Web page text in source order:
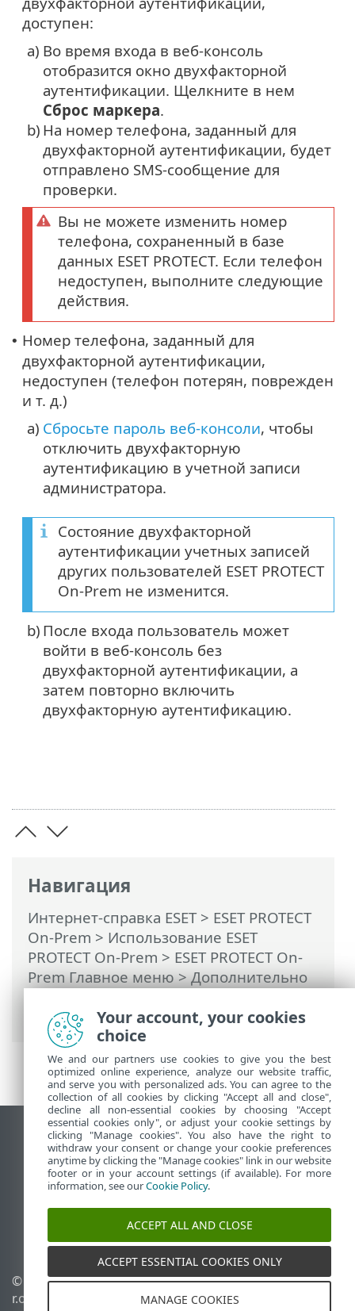
Навигация
Интернет-справка ESET> ESET PROTECT
On-Prem > Использование ESET
PROTECT On-Prem > ESET PROTECT On-
Prem Главное меню> Дополнительно
Двухфакторная аутентификация
доступен:
a) Во время входа в веб-консоль
отобразится окно двухфакторной
аутентификации. Щелкните в нем
Сброс маркера.
b) На номер телефона, заданный для
двухфакторной аутентификации, будет
отправлено SMS-сообщение для
проверки.
Вы не можете изменить номер
телефона, сохраненный в базе
данных ESET PROTECT. Если телефон
недоступен, выполните следующие
действия.
• Номер телефона, заданный для
двухфакторной аутентификации,
недоступен (телефон потерян, поврежден
и т. д.)
a) Сбросьте пароль веб-консоли, чтобы
отключить двухфакторную
аутентификацию в учетной записи
администратора.
Состояние двухфакторной
аутентификации учетных записей
других пользователей ESET PROTECT
On-Prem не изменится.
b) После входа пользователь может
войти в веб-консоль без
двухфакторной аутентификации, а
затем повторно включить
двухфакторную аутентификацию.
Использовать сайт для ПК
End of Life
База знаний ESET
ESET Status Portal
Региональная поддержка
© 1992 - 2026 ESET, spol. s
r.o. - Все права защищены.
Управлять файлами
Your account, your cookies
choice
We and our partners use cookies to give you the best
optimized online experience, analyze our website traffic,
and serve you with personalized ads. You can agree to the
collection of all cookies by clicking "Accept all and close",
decline all non-essential cookies by choosing "Accept
essential cookies only", or adjust your cookie settings by
clicking "Manage cookies". You also have the right to
withdraw your consent or change your cookie preferences
anytime by clicking the "Manage cookies" link in our website
footer or in your account settings (if available). For more
information, see ourCookie Policy.
ACCEPT ALL AND CLOSE
ACCEPT ESSENTIAL COOKIES ONLY
MANAGE COOKIES